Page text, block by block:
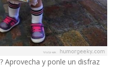
Aprovecha y ponle un disfraz